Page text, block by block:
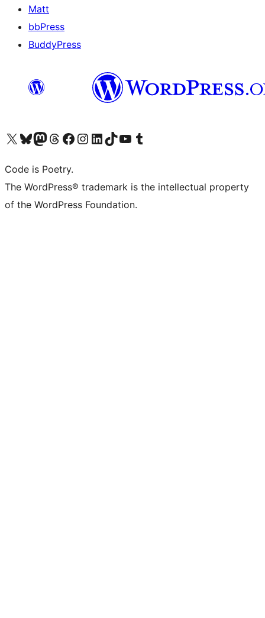
Matt
bbPress
BuddyPress
Navštivte náš účet na X (dříve Twitter)
Navštivte náš Bluesky účetNavštivte náš účet Mastodon
Navštivte náš Threads účetNavštivte naši stránku na Facebooku
Navštivte náš Instagram účetNavštivte náš LinkedIn účetNavštivte náš TikTok účetNavštivte náš YouTube kanálNavštivte náš Tumblr účet
Code is Poetry.
The WordPress® trademark is the intellectual property
of the WordPress Foundation.